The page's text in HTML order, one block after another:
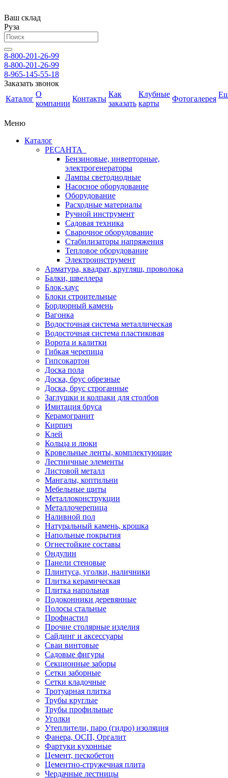
Ваш склад
Руза
8-800-201-26-99
8-800-201-26-99
8-965-145-55-18
Заказать звонок
Каталог
О
компании
Контакты
Как
заказать
Клубные
карты
Фотогалерея
Меню
Каталог
РЕСАНТА
Бензиновые, инверторные,
электрогенераторы
Лампы светодиодные
Насосное оборудование
Оборудование
Расходные материалы
Ручной инструмент
Садовая техника
Сварочное оборудование
Стабилизаторы напряжения
Тепловое оборудование
Электроинструмент
Арматура, квадрат, кругляш, проволока
Балки, швеллера
Блок-хаус
Блоки строительные
Бордюрный камень
Вагонка
Водосточная система металлическая
Водосточная система пластиковая
Ворота и калитки
Гибкая черепица
Гипсокартон
Доска пола
Доска, брус обрезные
Доска, брус строганные
Заглушки и колпаки для столбов
Имитация бруса
Керамогранит
Кирпич
Клей
Кольца и люки
Кровельные ленты, комплектующие
Лестничные элементы
Листовой металл
Мангалы, коптильни
Мебельные щиты
Металлоконструкции
Металлочерепица
Наливной пол
Натуральный камень, крошка
Напольные покрытия
Огнестойкие составы
Ондулин
Панели стеновые
Плинтуса, уголки, наличники
Плитка керамическая
Плитка напольная
Подоконники деревянные
Полосы стальные
Профнастил
Прочие столярные изделия
Сайдинг и аксессуары
Сваи винтовые
Садовые фигуры
Секционные заборы
Сетки заборные
Сетки кладочные
Тротуарная плитка
Трубы круглые
Трубы профильные
Уголки
Утеплители, паро (гидро) изоляция
Фанера, ОСП, Оргалит
Фартуки кухонные
Цемент, пескобетон
Цементно-стружечная плита
Чердачные лестницы